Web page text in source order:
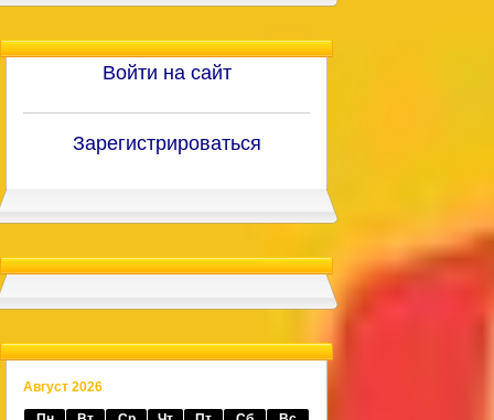
Войти на сайт
Зарегистрироваться
Август 2026